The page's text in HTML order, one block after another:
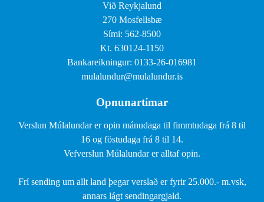
Við Reykjalund
270 Mosfellsbæ
Sími: 562-8500
Kt. 630124-1150
Bankareikningur: 0133-26-016981
mulalundur@mulalundur.is
Opnunartímar
Verslun Múlalundar er opin mánudaga til fimmtudaga frá 8 til
16 og föstudaga frá 8 til 14.
Vefverslun Múlalundar er alltaf opin.
Frí sending um allt land þegar verslað er fyrir 25.000.- m.vsk,
annars lágt sendingargjald.